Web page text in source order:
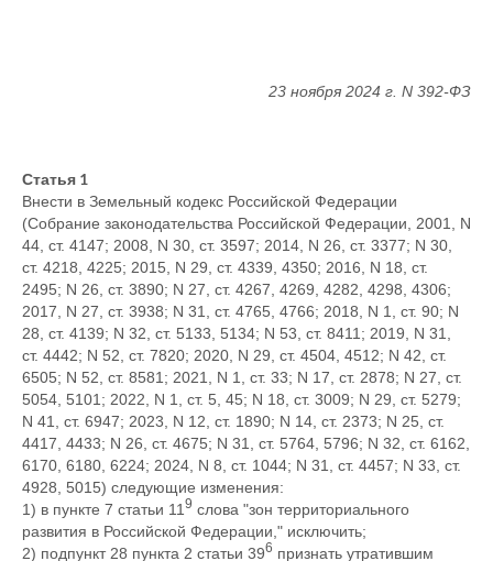
23 ноября 2024 г. N 392-ФЗ
Статья 1
Внести в Земельный кодекс Российской Федерации
(Собрание законодательства Российской Федерации, 2001, N
44, ст. 4147; 2008, N 30, ст. 3597; 2014, N 26, ст. 3377; N 30,
ст. 4218, 4225; 2015, N 29, ст. 4339, 4350; 2016, N 18, ст.
2495; N 26, ст. 3890; N 27, ст. 4267, 4269, 4282, 4298, 4306;
2017, N 27, ст. 3938; N 31, ст. 4765, 4766; 2018, N 1, ст. 90; N
28, ст. 4139; N 32, ст. 5133, 5134; N 53, ст. 8411; 2019, N 31,
ст. 4442; N 52, ст. 7820; 2020, N 29, ст. 4504, 4512; N 42, ст.
6505; N 52, ст. 8581; 2021, N 1, ст. 33; N 17, ст. 2878; N 27, ст.
5054, 5101; 2022, N 1, ст. 5, 45; N 18, ст. 3009; N 29, ст. 5279;
N 41, ст. 6947; 2023, N 12, ст. 1890; N 14, ст. 2373; N 25, ст.
4417, 4433; N 26, ст. 4675; N 31, ст. 5764, 5796; N 32, ст. 6162,
6170, 6180, 6224; 2024, N 8, ст. 1044; N 31, ст. 4457; N 33, ст.
4928, 5015) следующие изменения:
1) в пункте 7 статьи 11 9 слова "зон территориального
развития в Российской Федерации," исключить;
2) подпункт 28 пункта 2 статьи 396 признать утратившим